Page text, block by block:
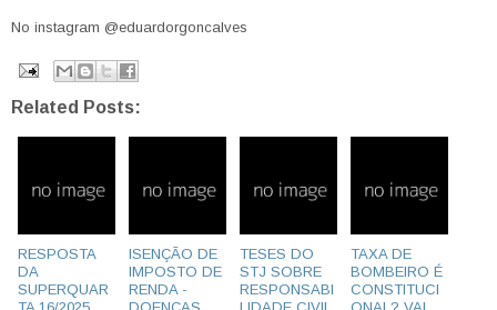
No instagram @eduardorgoncalves
Related Posts:
RESPOSTA
DA
SUPERQUAR
ISENÇÃO DE
IMPOSTO DE
RENDA -
TESES DO
STJ SOBRE
RESPONSABI
TAXA DE
BOMBEIRO É
CONSTITUCI